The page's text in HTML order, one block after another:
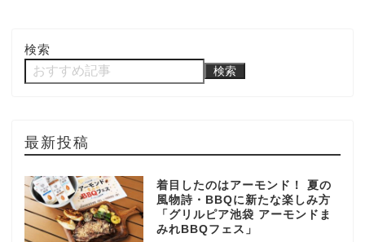
検索
検索
最新投稿
着目したのはアーモンド！ 夏の
風物詩・BBQに新たな楽しみ方
「グリルピア池袋 アーモンドま
みれBBQフェス」